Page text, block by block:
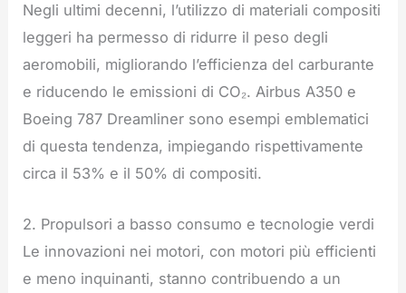
Negli ultimi decenni, l’utilizzo di materiali compositi
leggeri ha permesso di ridurre il peso degli
aeromobili, migliorando l’efficienza del carburante
e riducendo le emissioni di CO₂. Airbus A350 e
Boeing 787 Dreamliner sono esempi emblematici
di questa tendenza, impiegando rispettivamente
circa il 53% e il 50% di compositi.
2. Propulsori a basso consumo e tecnologie verdi
Le innovazioni nei motori, con motori più efficienti
e meno inquinanti, stanno contribuendo a un